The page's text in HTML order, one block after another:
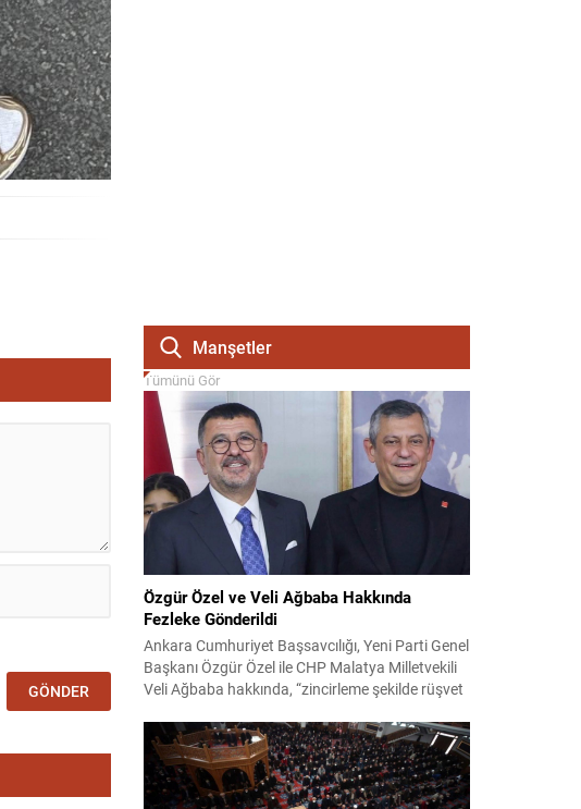
Manşetler
Tümünü Gör
Özgür Özel ve Veli Ağbaba Hakkında
Fezleke Gönderildi
Ankara Cumhuriyet Başsavcılığı, Yeni Parti Genel
Başkanı Özgür Özel ile CHP Malatya Milletvekili
Veli Ağbaba hakkında, “zincirleme şekilde rüşvet
Adalet Bakanlığı’na sevk etti. Fezlekeler, 31 Mart
2024 yerel seçimleri ve 4-5 Kasım 2023’teki CHP
38. Olağan Kurultayı sürecine ilişkin iddiaları
kapsıyor. Daha önce Antalya ve İstanbul...